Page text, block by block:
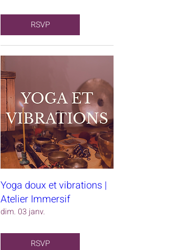
RSVP
Yoga doux et vibrations |
Atelier Immersif
dim. 03 janv.
RSVP